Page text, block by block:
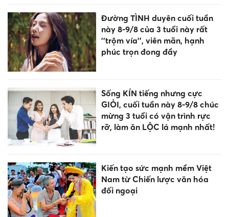
Đường TÌNH duyên cuối tuần
này 8-9/8 của 3 tuổi này rất
''trộm vía'', viên mãn, hạnh
phúc trọn đong đầy
Sống KÍN tiếng nhưng cực
GIỎI, cuối tuần này 8-9/8 chúc
mừng 3 tuổi có vận trình rực
rỡ, làm ăn LỘC lá mạnh nhất!
Kiến tạo sức mạnh mềm Việt
Nam từ Chiến lược văn hóa
đối ngoại